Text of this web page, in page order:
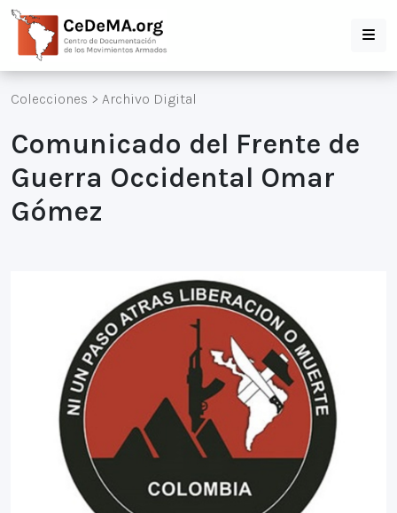
Colecciones > Archivo Digital
Comunicado del Frente de
Guerra Occidental Omar
Gómez